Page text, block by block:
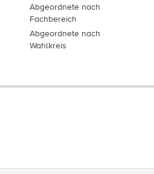
Abgeordnete nach
Fachbereich
Abgeordnete nach
Wahlkreis